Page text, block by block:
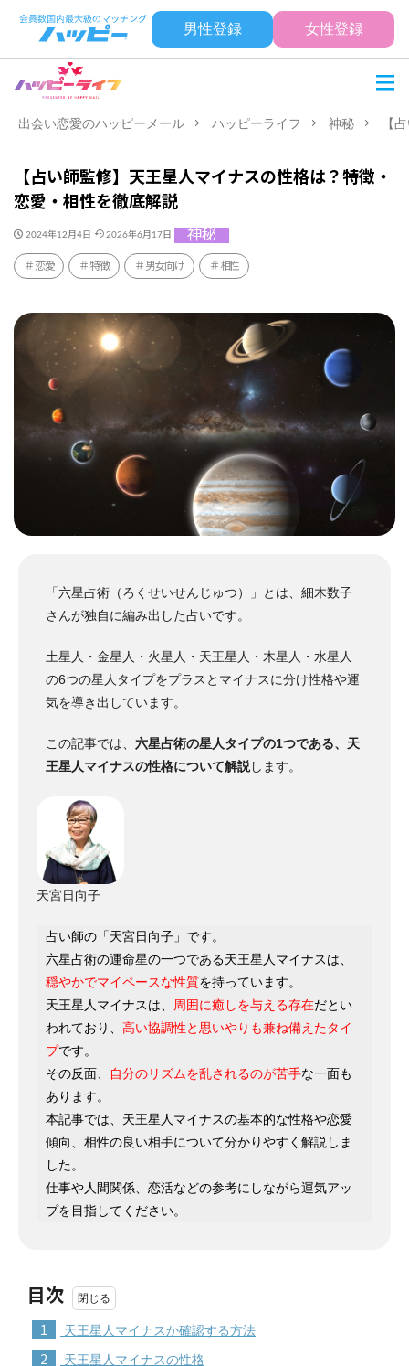
男性登録 女性登録
出会い恋愛のハッピーメール ハッピーライフ 神秘 【
【占い師監修】天王星人マイナスの性格は？特徴・
恋愛・相性を徹底解説
2024年12月4日 2026年6月17日 神秘
恋愛 特徴 男女向け 相性
「六星占術（ろくせいせんじゅつ）」とは、細木数子
さんが独自に編み出した占いです。
土星人・金星人・火星人・天王星人・木星人・水星人
の6つの星人タイプをプラスとマイナスに分け性格や運
気を導き出しています。
この記事では、 六星占術の星人タイプの1つである、天
王星人マイナスの性格について解説します。
天宮日向子
占い師の「天宮日向子」です。
六星占術の運命星の一つである天王星人マイナスは、
穏やかでマイペースな性質を持っています。
天王星人マイナスは、
周囲に癒しを与える存在だとい
われており、 高い協調性と思いやりも兼ね備えたタイ
プです。
その反面、
自分のリズムを乱されるのが苦手な一面も
あります。
本記事では、天王星人マイナスの基本的な性格や恋愛
傾向、相性の良い相手について分かりやすく解説しま
した。
仕事や人間関係、恋活などの参考にしながら運気アッ
プを目指してください。
目次
1 天王星人マイナスか確認する方法
2 天王星人マイナスの性格